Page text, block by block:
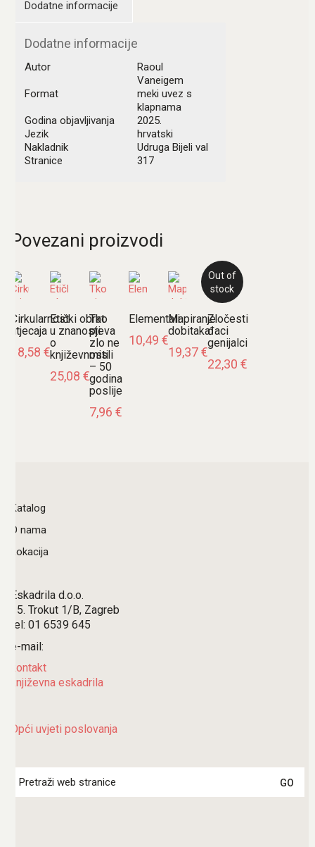
Dodatne informacije
Dodatne informacije
Autor
Raoul
Vaneigem
Format
meki uvez s
klapnama
Godina objavljivanja
2025.
Jezik
hrvatski
Nakladnik
Udruga Bijeli val
Stranice
317
Povezani proizvodi
Cirkularnost
utjecaja
18,58 €
Etički obrat
u znanosti
o
književnosti
25,08 €
Tko
pjeva
zlo ne
misli
– 50
godina
poslije
7,96 €
Elementali
10,49 €
Mapiranje
dobitaka
19,37€
Out of
stock
Zločesti
đaci
genijalci
22,30 €
Katalog
O nama
Lokacija
Eskadrila d.o.o.
15. Trokut 1/B, Zagreb
tel: 01 6539 645
e-mail:
kontakt
književna eskadrila
Opći uvjeti poslovanja
for: